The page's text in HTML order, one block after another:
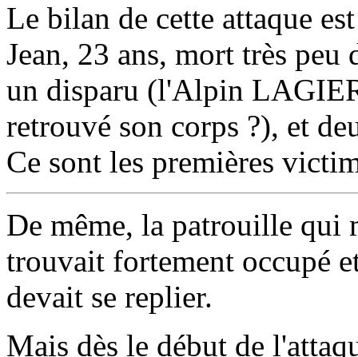
Le bilan de cette attaque
Jean, 23 ans, mort très peu
un disparu (l'Alpin
retrouvé son corps ?), et
Ce sont les premières
De même, la patrouille
trouvait fortement occupé
devait se replier.
Mais dès le début de